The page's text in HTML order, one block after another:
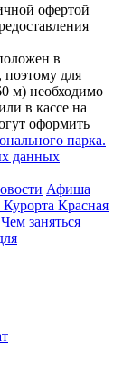
офертой
в
поэтому для
м) необходимо
в кассе на
оформить
парка.
данных
Афиша
Красная
Чем заняться